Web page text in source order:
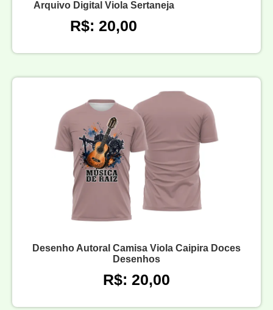
Arquivo Digital Viola Sertaneja
R$: 20,00
Desenho Autoral Camisa Viola Caipira Doces
Desenhos
R$: 20,00